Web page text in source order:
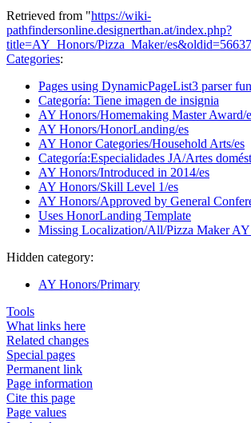
Retrieved from "https://wiki-
pathfindersonline.designerthan.at/index.php?
title=AY_Honors/Pizza_Maker/
Categories:
Pages using DynamicPageList3 parser
Categoría: Tiene imagen de insignia
AY Honors/Homemaking Master Award/
AY Honors/HonorLanding/es
AY Honor Categories/Household Arts/es
Categoría:Especialidades JA/Artes
AY Honors/Introduced in 2014/es
AY Honors/Skill Level 1/es
AY Honors/Approved by General
Uses HonorLanding Template
Missing Localization/All/Pizza Maker AY
Hidden category:
AY Honors/Primary
Tools
What links here
Related changes
Special pages
Permanent link
Page information
Cite this page
Page values